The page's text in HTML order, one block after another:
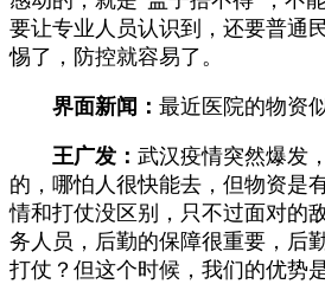
要让专业人员认识到，还要普通
惕了，防控就容易了。
界面新闻： 最近医院的物资
王广发： 武汉疫情突然爆发
的，哪怕人很快能去，但物资是
情和打仗没区别，只不过面对的
务人员，后勤的保障很重要，后
打仗？但这个时候，我们的优势